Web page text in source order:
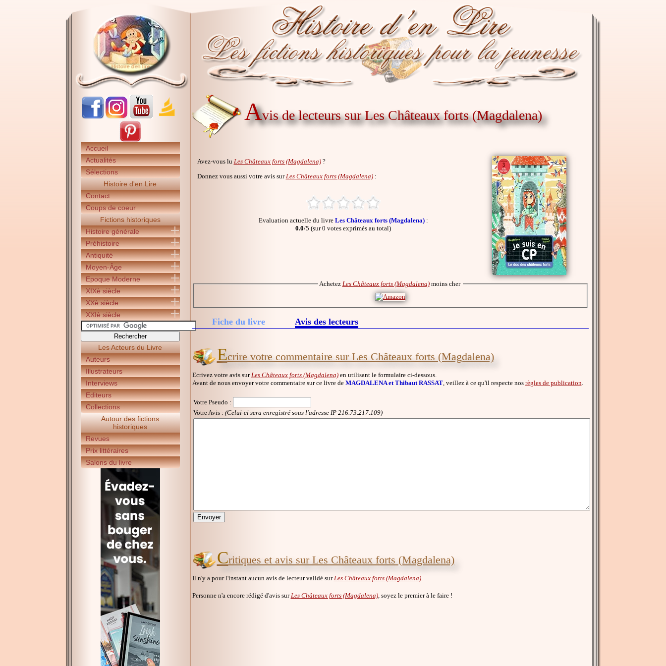
Accueil
Actualités
Sélections
Histoire d'en Lire
Contact
Coups de coeur
Fictions historiques
Histoire générale
Préhistoire
Antiquité
Moyen-Âge
Epoque Moderne
XIXè siècle
XXè siècle
XXIè siècle
Les Acteurs du Livre
Auteurs
Illustrateurs
Interviews
Editeurs
Collections
Autour des fictions
historiques
Revues
Prix littéraires
Salons du livre
Avis de lecteurs sur Les Châteaux forts (Magdalena)
Avez-vous lu Les Châteaux forts (Magdalena)?
Donnez vous aussi votre avis sur Les Châteaux forts (Magdalena):
Evaluation actuelle du livre Les Châteaux forts (Magdalena):
0.0/5 (sur 0 votes exprimés au total)
Achetez Les Châteaux forts (Magdalena)moins cher
Fiche du livre Avis des lecteurs
Ecrire votre commentaire sur Les Châteaux forts (Magdalena)
Ecrivez votre avis sur Les Châteaux forts (Magdalena)en utilisant le formulaire ci-dessous.
Avant de nous envoyer votre commentaire sur ce livre de MAGDALENA et Thibaut RASSAT, veillez à ce qu'il respecte nos règles de publication
Votre Pseudo :
Votre Avis : (Celui-ci sera enregistré sous l'adresse IP 216.73.217.109)
Critiques et avis sur Les Châteaux forts (Magdalena)
Il n'y a pour l'instant aucun avis de lecteur validé surLes Châteaux forts (Magdalena).
Personne n'a encore rédigé d'avis sur Les Châteaux forts (Magdalena), soyez le premier à le faire !